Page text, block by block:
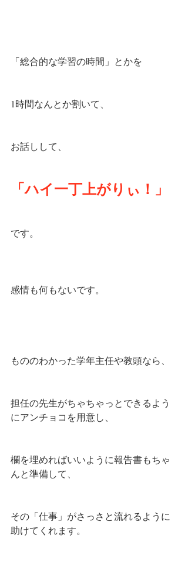
「総合的な学習の時間」とかを
1時間なんとか割いて、
お話しして、
「ハイ一丁上がりぃ！」
です。
感情も何もないです。
もののわかった学年主任や教頭なら、
担任の先生がちゃちゃっとできるよう
にアンチョコを用意し、
欄を埋めればいいように報告書もちゃ
んと準備して、
その「仕事」がさっさと流れるように
助けてくれます。